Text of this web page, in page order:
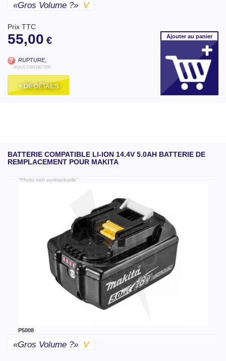
«gros Volume ?» V
Prix TTC
55,00 €
RUPTURE,
NOUS CONTACTER
+ DE DÉTAILS
Ajouterau panier
BATTERIE COMPATIBLE LI-ION 14.4V 5.0AH BATTERIE DE
REMPLACEMENT POUR MAKITA
"Photo non contractuelle"
P5008
«gros Volume ?» V